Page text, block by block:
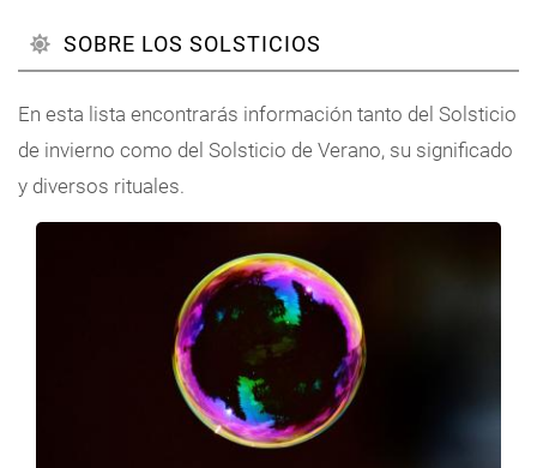
SOBRE LOS SOLSTICIOS
En esta lista encontrarás información tanto del Solsticio
de invierno como del Solsticio de Verano, su significado
y diversos rituales.